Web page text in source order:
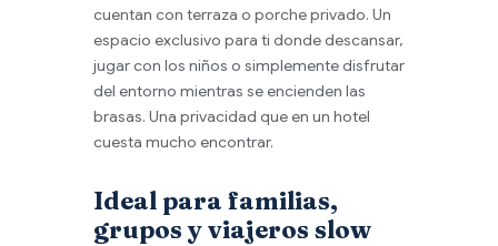
cuentan con terraza o porche privado. Un
espacio exclusivo para ti donde descansar,
jugar con los niños o simplemente disfrutar
del entorno mientras se encienden las
brasas. Una privacidad que en un hotel
cuesta mucho encontrar.
Ideal para familias,
grupos y viajeros slow